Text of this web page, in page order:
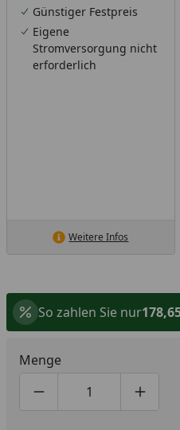
Günstiger Festpreis
Eigene
Stromversorgung nicht
erforderlich
Weitere Infos
So zahlen Sie nur
Menge
Produktmenge um
Produktmenge